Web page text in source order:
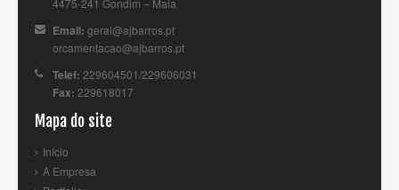
4475-241 Gondim – Maia
Email: geral@ajbarros.pt
orcamentacao@ajbarros.pt
Telef: 229604501/229606031
Fax: 229618017
Mapa do site
Início
A Empresa